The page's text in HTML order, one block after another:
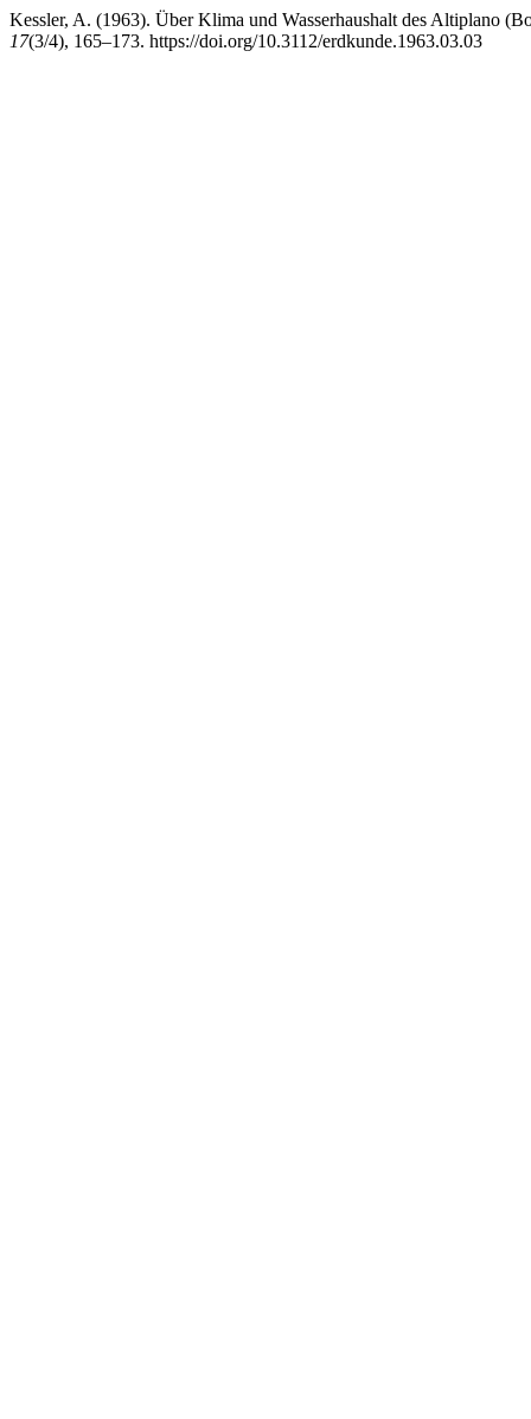
Kessler, A. (1963). Über Klima und Wasserhaushalt des Altiplano
17(3/4), 165–173. https://doi.org/10.3112/erdkunde.1963.03.03